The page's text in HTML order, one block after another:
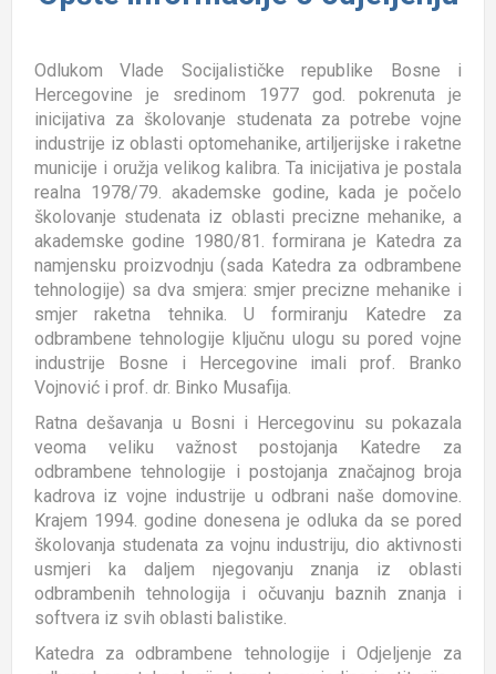
Odlukom Vlade Socijalističke republike Bosne i
Hercegovine je sredinom 1977 god. pokrenuta je
inicijativa za školovanje studenata za potrebe vojne
industrije iz oblasti optomehanike, artiljerijske i raketne
municije i oružja velikog kalibra. Ta inicijativa je postala
realna 1978/79. akademske godine, kada je počelo
školovanje studenata iz oblasti precizne mehanike, a
akademske godine 1980/81. formirana je Katedra za
namjensku proizvodnju (sada Katedra za odbrambene
tehnologije) sa dva smjera: smjer precizne mehanike i
smjer raketna tehnika. U formiranju Katedre za
odbrambene tehnologije ključnu ulogu su pored vojne
industrije Bosne i Hercegovine imali prof. Branko
Vojnović i prof. dr. Binko Musafija.
Ratna dešavanja u Bosni i Hercegovinu su pokazala
veoma veliku važnost postojanja Katedre za
odbrambene tehnologije i postojanja značajnog broja
kadrova iz vojne industrije u odbrani naše domovine.
Krajem 1994. godine donesena je odluka da se pored
školovanja studenata za vojnu industriju, dio aktivnosti
usmjeri ka daljem njegovanju znanja iz oblasti
odbrambenih tehnologija i očuvanju baznih znanja i
softvera iz svih oblasti balistike.
Katedra za odbrambene tehnologije i Odjeljenje za